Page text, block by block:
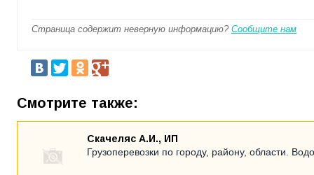
Страница содержит неверную информацию? Сообщите нам
Смотрите также:
Скачеляс А.И., ИП
Грузоперевозки по городу, району, области.